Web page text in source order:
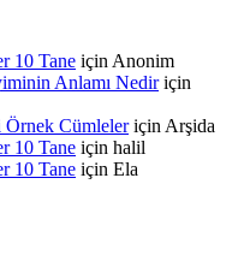
10 Tane içinAnonim
Anlamı Nediriçin
CümleleriçinArşida
10 Tane için halil
10 Tane için Ela